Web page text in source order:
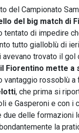
del Campionato
del big match di
tentato di impedire
tutto gialloblù di
trovato il
il Fiorentino mette a
vantaggio rossoblù
, che prima si
e Gasperoni e con
due delle formazioni
la